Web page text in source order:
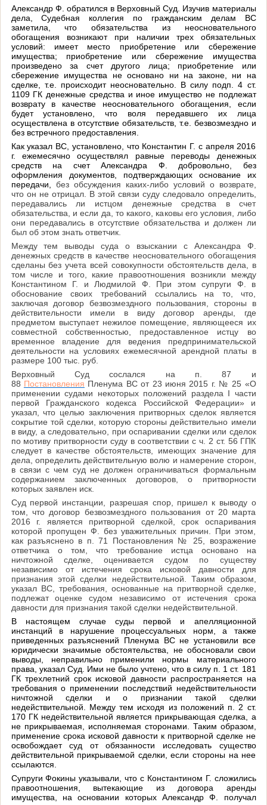
Александр Ф. обратился в Верховный Суд. Изучив материалы
дела, Судебная коллегия по гражданским делам ВС
заметила, что обязательства из неосновательного
обогащения возникают при наличии трех обязательных
условий: имеет место приобретение или сбережение
имущества; приобретение или сбережение имущества
произведено за счет другого лица; приобретение или
сбережение имущества не основано ни на законе, ни на
сделке, т.е. происходит неосновательно. В силу подп. 4 ст.
1109 ГК денежные средства и иное имущество не подлежат
возврату в качестве неосновательного обогащения, если
будет установлено, что воля передавшего их лица
осуществлена в отсутствие обязательств, т.е. безвозмездно и
без встречного предоставления.
Как указал ВС, установлено, что Константин Г. с апреля 2016
г. ежемесячно осуществлял равные переводы денежных
средств на счет Александра Ф. добровольно, без
оформления документов, подтверждающих основание их
передачи,
без обсуждения каких-либо условий о возврате,
что он не отрицал. В этой связи суду следовало определить,
передавались ли истцом денежные средства в счет
обязательства, и если да, то какого, каковы его условия, либо
они передавались в отсутствие обязательства и должен ли
был об этом знать ответчик.
Между тем выводы суда о взыскании с Александра Ф.
денежных средств в качестве неосновательного обогащения
сделаны без учета всей совокупности обстоятельств дела, в
том числе и того, какие правоотношения возникли между
Константином Г. и Людмилой Ф. При этом супруги Ф. в
обоснование своих требований ссылались на то, что,
заключая договор безвозмездного пользования, стороны в
действительности имели в виду договор аренды, где
предметом выступает нежилое помещение, являющееся их
совместной собственностью, предоставленное истцу во
временное владение для ведения предпринимательской
деятельности на условиях ежемесячной арендной платы в
размере 100 тыс. руб.
Верховный Суд сослался на п. 87 и
88 Постановления Пленума ВС от 23 июня 2015 г. № 25 «О
применении судами некоторых положений раздела I части
первой Гражданского кодекса Российской Федерации» и
указал, что целью заключения притворных сделок является
сокрытие той сделки, которую стороны действительно имели
в виду, а следовательно, при оспаривании сделки или сделок
по мотиву притворности суду в соответствии с ч. 2 ст. 56 ГПК
следует в качестве обстоятельств, имеющих значение для
дела, определить действительную волю и намерение сторон,
в связи с чем суд не должен ограничиваться формальным
содержанием заключенных договоров, о притворности
которых заявлен иск.
Суд первой инстанции, разрешая спор, пришел к выводу о
том, что договор безвозмездного пользования от 20 марта
2016 г. является притворной сделкой, срок оспаривания
которой пропущен Ф. без уважительных причин. При этом,
как разъяснено в п. 71 Постановления № 25, возражение
ответчика о том, что требование истца основано на
ничтожной сделке, оценивается судом по существу
независимо от истечения срока исковой давности для
признания этой сделки недействительной. Таким образом,
указал ВС, требования, основанные на притворной сделке,
подлежат оценке судом независимо от истечения срока
давности для признания такой сделки недействительной.
В настоящем случае суды первой и апелляционной
инстанций в нарушение процессуальных норм, а также
приведенных разъяснений Пленума ВС не установили все
юридически значимые обстоятельства, не обосновали свои
выводы, неправильно применили нормы материального
права, указал Суд. Ими не было учтено, что в силу п. 1 ст. 181
ГК трехлетний срок исковой давности распространяется на
требования о применении последствий недействительности
ничтожной сделки и о признании такой сделки
недействительной. Между тем исходя из положений п. 2 ст.
170 ГК недействительной является прикрывающая сделка, а
не прикрываемая, исполняемая сторонами. Таким образом,
применение срока исковой давности к притворной сделке не
освобождает суд от обязанности исследовать существо
действительной прикрываемой сделки, если стороны на нее
ссылаются.
Супруги Фокины указывали, что с Константином Г. сложились
правоотношения, вытекающие из договора аренды
имущества, на основании которых Александр Ф. получал